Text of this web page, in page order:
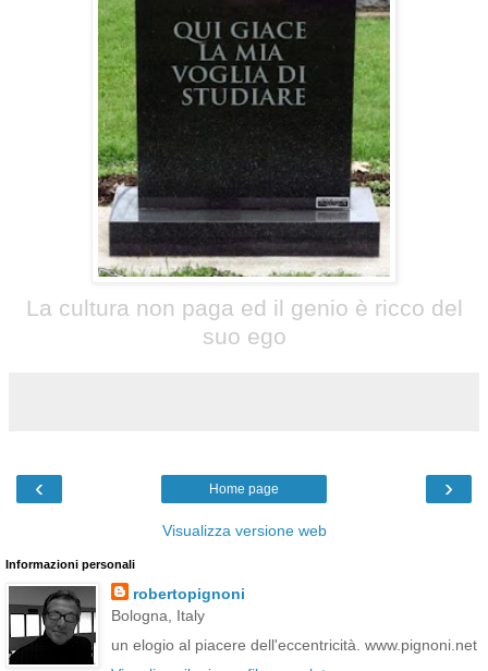
La cultura non paga ed il genio è ricco del
suo ego
‹ ›
Home page
Visualizza versione web
Informazioni personali
robertopignoni
Bologna, Italy
un elogio al piacere dell'eccentricità. www.pignoni.net